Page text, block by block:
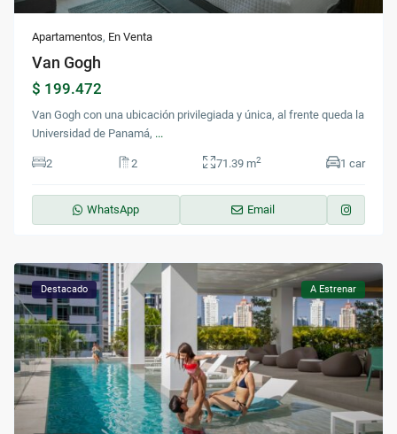
Apartamentos, En Venta
Van Gogh
$ 199.472
Van Gogh con una ubicación privilegiada y única, al frente queda la
Universidad de Panamá, ...
2 2 71.39 m2 1 car
WhatsApp Email
Destacado A Estrenar